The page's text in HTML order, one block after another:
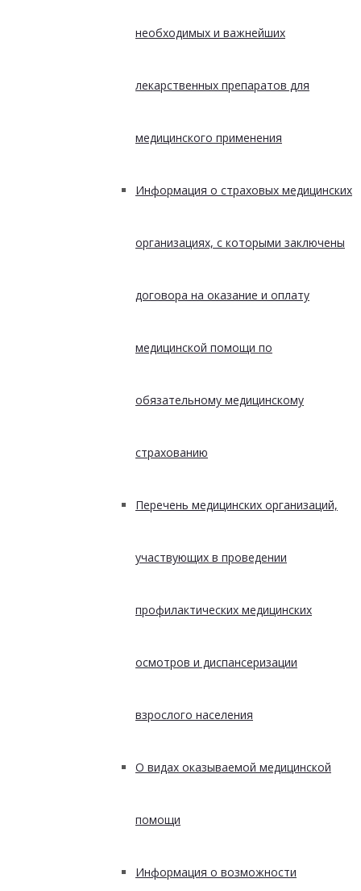
необходимых и важнейших
лекарственных препаратов для
медицинского применения
Информация о страховых медицинских
организациях, с которыми заключены
договора на оказание и оплату
медицинской помощи по
обязательному медицинскому
страхованию
Перечень медицинских организаций,
участвующих в проведении
профилактических медицинских
осмотров и диспансеризации
взрослого населения
О видах оказываемой медицинской
помощи
Информация о возможности